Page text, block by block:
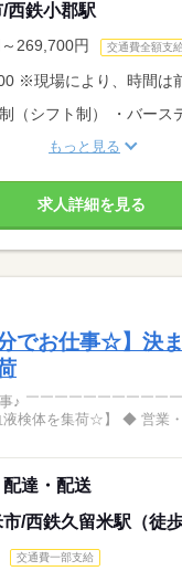
西鉄小郡駅
269,700円 交通費全額支
※現場により、時間は
（シフト制） ・バース
もっと見る
求人詳細を見る
でお仕事☆】決
♪ ￣￣￣￣￣￣￣￣￣￣
液検体を集荷☆】 ◆ 営業
配達・配送
/西鉄久留米駅（徒歩
交通費一部支給